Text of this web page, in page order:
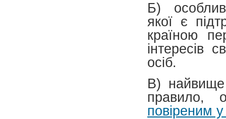
Б)
якої є
країною
інтересів
осіб.
В)
правило,
повіреним